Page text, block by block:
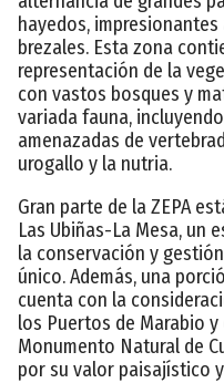
hayedos,
brezales. Esta zona
representación de la
con vastos bosques y
variada fauna,
amenazadas de
urogallo y la nutria.
Gran parte de la ZEPA
Las Ubiñas-La Mesa, un
la conservación y
único. Además, una
cuenta con la
los Puertos de Marabio
Monumento Natural de
por su valor paisajístico